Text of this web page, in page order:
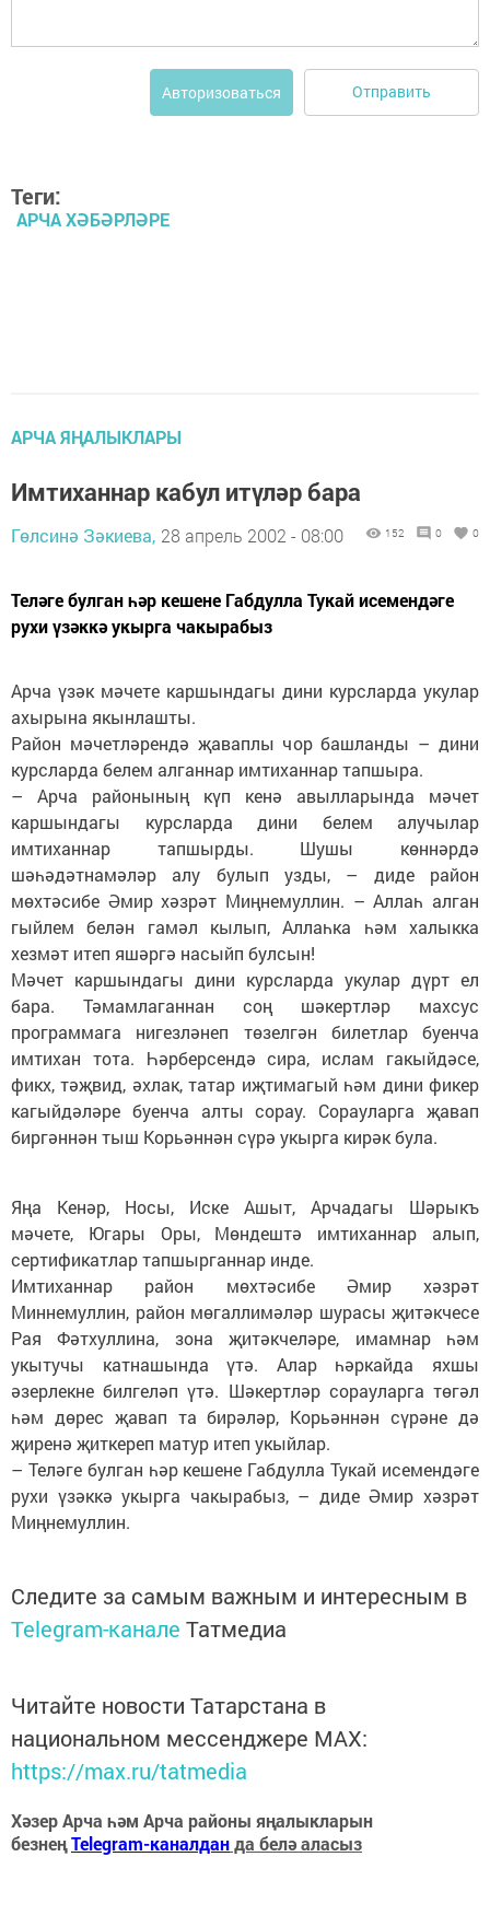
Авторизоваться Отправить
Теги:
АРЧА ХӘБӘРЛӘРЕ
АРЧА ЯҢАЛЫКЛАРЫ
Имтиханнар кабул итүләр бара
Гөлсинә Зәкиева, 28 апрель 2002 - 08:00 152 0 0
Теләге булган һәр кешене Габдулла Тукай исемендәге
рухи үзәккә укырга чакырабыз
Арча үзәк мәчете каршындагы дини курсларда укулар
ахырына якынлашты.
Район мәчетләрендә җаваплы чор башланды – дини
курсларда белем алганнар имтиханнар тапшыра.
– Арча районының күп кенә авылларында мәчет
каршындагы курсларда дини белем алучылар
имтиханнар тапшырды. Шушы көннәрдә
шәһәдәтнамәләр алу булып узды, – диде район
мөхтәсибе Әмир хәзрәт Миңнемуллин. – Аллаһ алган
гыйлем белән гамәл кылып, Аллаһка һәм халыкка
хезмәт итеп яшәргә насыйп булсын!
Мәчет каршындагы дини курсларда укулар дүрт ел
бара. Тәмамлаганнан соң шәкертләр махсус
программага нигезләнеп төзелгән билетлар буенча
имтихан тота. Һәрберсендә сира, ислам гакыйдәсе,
фикх, тәҗвид, әхлак, татар иҗтимагый һәм дини фикер
кагыйдәләре буенча алты сорау. Сорауларга җавап
биргәннән тыш Корьәннән сүрә укырга кирәк була.
Яңа Кенәр, Носы, Иске Ашыт, Арчадагы Шәрыкъ
мәчете, Югары Оры, Мөндештә имтиханнар алып,
сертификатлар тапшырганнар инде.
Имтиханнар район мөхтәсибе Әмир хәзрәт
Миннемуллин, район мөгаллимәләр шурасы җитәкчесе
Рая Фәтхуллина, зона җитәкчеләре, имамнар һәм
укытучы катнашында үтә. Алар һәркайда яхшы
әзерлекне билгеләп үтә. Шәкертләр сорауларга төгәл
һәм дөрес җавап та бирәләр, Корьәннән сүрәне дә
җиренә җиткереп матур итеп укыйлар.
– Теләге булган һәр кешене Габдулла Тукай исемендәге
рухи үзәккә укырга чакырабыз, – диде Әмир хәзрәт
Миңнемуллин.
Следите за самым важным и интересным в
Telegram-канале Татмедиа
Читайте новости Татарстана в
национальном мессенджере MАХ:
https://max.ru/tatmedia
Хәзер Арча һәм Арча районы яңалыкларын
безнеңTelegram-каналданда белә аласыз